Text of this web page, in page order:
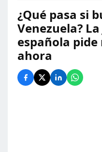
¿Qué pasa si
Venezuela?
española pide
ahora